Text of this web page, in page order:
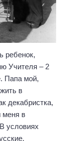
ребенок,
Учителя – 2
Папа мой,
в
декабристка,
меня в
условиях